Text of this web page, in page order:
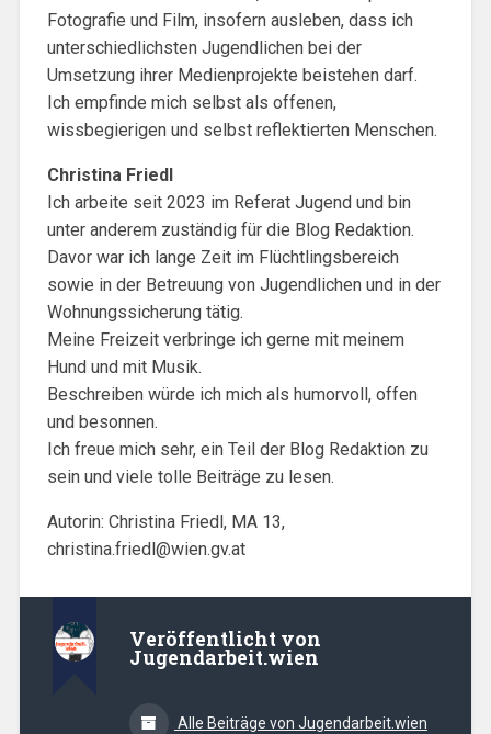
Fotografie und Film, insofern ausleben, dass ich
unterschiedlichsten Jugendlichen bei der
Umsetzung ihrer Medienprojekte beistehen darf.
Ich empfinde mich selbst als offenen,
wissbegierigen und selbst reflektierten Menschen.
Christina Friedl
Ich arbeite seit 2023 im Referat Jugend und bin
unter anderem zuständig für die Blog Redaktion.
Davor war ich lange Zeit im Flüchtlingsbereich
sowie in der Betreuung von Jugendlichen und in der
Wohnungssicherung tätig.
Meine Freizeit verbringe ich gerne mit meinem
Hund und mit Musik.
Beschreiben würde ich mich als humorvoll, offen
und besonnen.
Ich freue mich sehr, ein Teil der Blog Redaktion zu
sein und viele tolle Beiträge zu lesen.
Autorin: Christina Friedl, MA 13,
christina.friedl@wien.gv.at
Veröffentlicht von
Jugendarbeit.wien
Alle Beiträge von Jugendarbeit.wien